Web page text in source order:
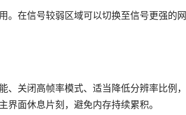
。在信号较弱区域可以切换至信号更强的网
关闭高帧率模式、适当降低分辨率比例，
面休息片刻，避免内存持续累积。